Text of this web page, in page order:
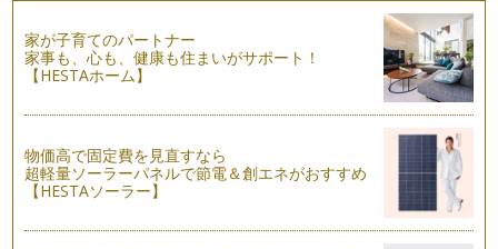
家が子育てのパートナー
家事も、心も、健康も住まいがサポート！
【HESTAホーム】
物価高で固定費を見直すなら
超軽量ソーラーパネルで節電＆創エネがおすすめ
【HESTAソーラー】